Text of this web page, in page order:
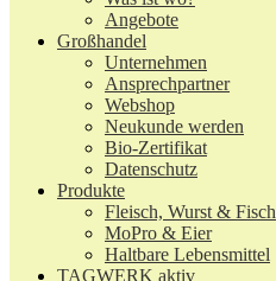
Angebote
Großhandel
Unternehmen
Ansprechpartner
Webshop
Neukunde werden
Bio-Zertifikat
Datenschutz
Produkte
Fleisch, Wurst & Fisch
MoPro & Eier
Haltbare Lebensmittel
TAGWERK aktiv